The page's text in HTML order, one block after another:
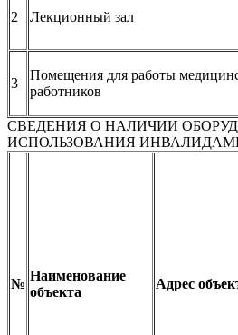
2 Лекционный зал
3
Помещения для работы
работников
СВЕДЕНИЯ О НАЛИЧИИ
ИСПОЛЬЗОВАНИЯ
№
Наименование
объекта
Адрес